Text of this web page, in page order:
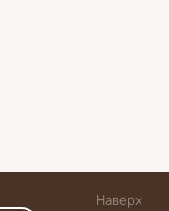
Наверх